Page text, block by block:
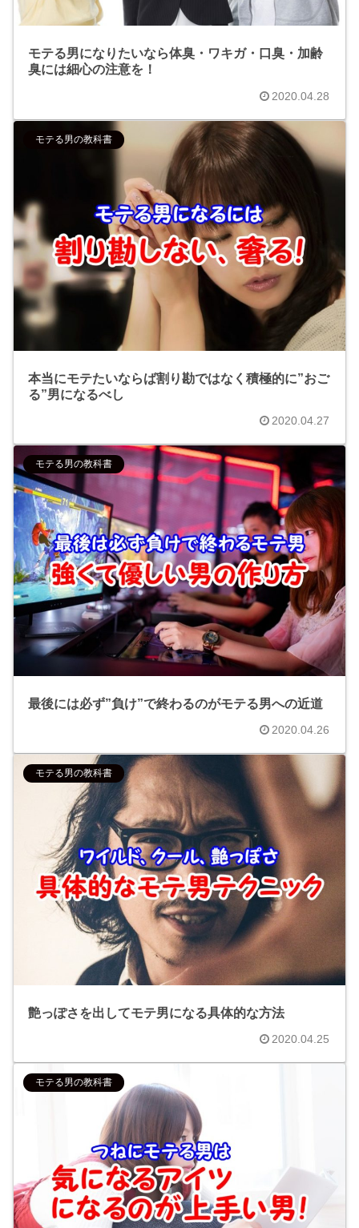
モテる男になりたいなら体臭・ワキガ・口臭・加齢
臭には細心の注意を！
2020.04.28
モテる男の教科書
本当にモテたいならば割り勘ではなく積極的に”おご
る”男になるべし
2020.04.27
モテる男の教科書
最後には必ず”負け”で終わるのがモテる男への近道
2020.04.26
モテる男の教科書
艶っぽさを出してモテ男になる具体的な方法
2020.04.25
モテる男の教科書